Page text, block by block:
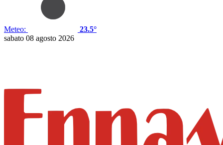
Meteo:
23.5°
sabato 08 agosto 2026